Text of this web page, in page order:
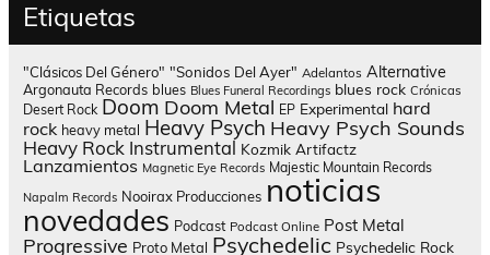
Etiquetas
"Clásicos Del Género" "Sonidos Del Ayer" Adelantos Alternative
Argonauta Records blues Blues Funeral Recordings blues rock Crónicas
Desert Rock Doom Doom Metal EP Experimental hard
rock heavy metal Heavy Psych Heavy Psych Sounds
Heavy Rock Instrumental Kozmik Artifactz
Lanzamientos Magnetic Eye Records Majestic Mountain Records
Napalm Records Nooirax Producciones noticias
novedades Podcast Podcast Online Post Metal
Progressive Proto Metal Psychedelic Psychedelic Rock